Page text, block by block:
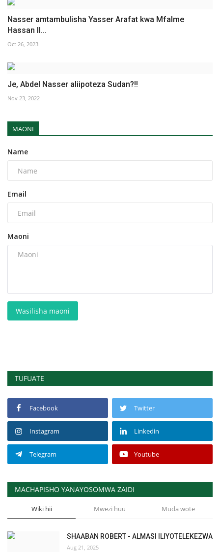
Nasser amtambulisha Yasser Arafat kwa Mfalme
Hassan II...
Oct 26, 2023
Je, Abdel Nasser aliipoteza Sudan?!!
Nov 23, 2022
MAONI
Name
Email
Maoni
Wasilisha maoni
TUFUATE
Facebook Twitter
Instagram Linkedin
Telegram Youtube
MACHAPISHO YANAYOSOMWA ZAIDI
Wiki hii Mwezi huu Muda wote
SHAABAN ROBERT - ALMASI ILIYOTELEKEZWA
Aug 21, 2025